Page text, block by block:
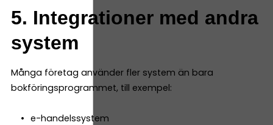
5. Integrationer med andra
system
Många företag använder fler system än bara
bokföringsprogrammet, till exempel:
e-handelssystem